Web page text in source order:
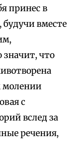
принес в
вместе
что
молении
с
вслед за
речения,